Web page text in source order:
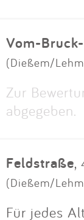
Vom-
(Dießem/
Zur
abgegeben.
Feldstraße,
(Dießem/
Für jedes